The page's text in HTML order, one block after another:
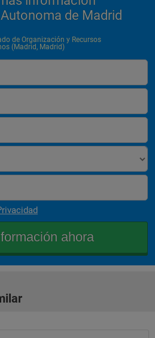
de Madrid
de Organización y Recursos
(Madrid, Madrid)